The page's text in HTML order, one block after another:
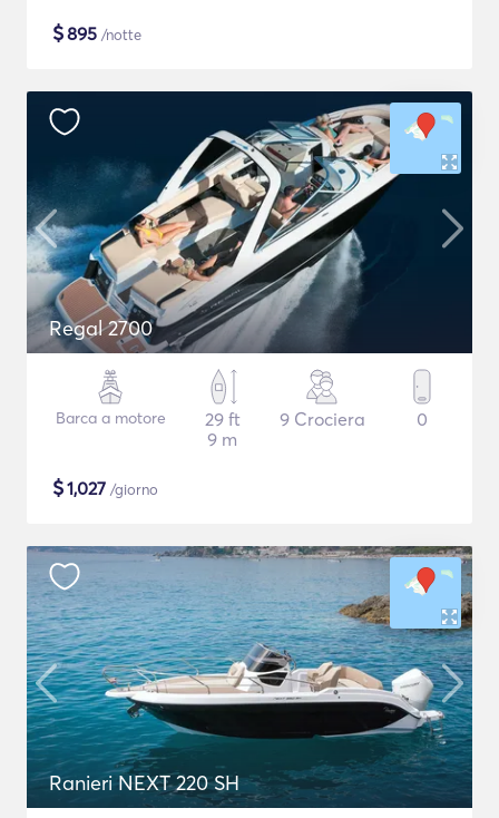
$895 /notte
Regal 2700
Barca a motore
29 ft
9 m
9 Crociera 0
$1,027 /giorno
Ranieri NEXT 220 SH